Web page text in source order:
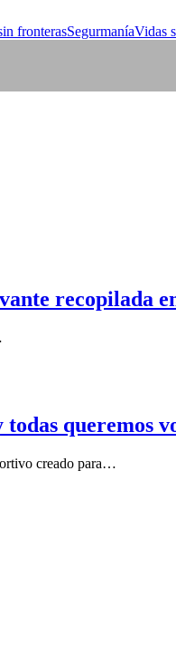
fronterasSegurmaníaVidas
recopilada
queremos
creado para…